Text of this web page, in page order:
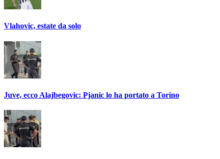
Vlahovic, estate da solo
Juve, ecco Alajbegovic: Pjanic lo ha portato a Torino